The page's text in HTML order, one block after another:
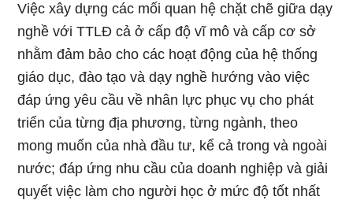
Việc xây dựng các mối quan hệ chặt chẽ giữa dạy
nghề với TTLĐ cả ở cấp độ vĩ mô và cấp cơ sở
nhằm đảm bảo cho các hoạt động của hệ thống
giáo dục, đào tạo và dạy nghề hướng vào việc
đáp ứng yêu cầu về nhân lực phục vụ cho phát
triển của từng địa phương, từng ngành, theo
mong muốn của nhà đầu tư, kể cả trong và ngoài
nước; đáp ứng nhu cầu của doanh nghiệp và giải
quyết việc làm cho người học ở mức độ tốt nhất